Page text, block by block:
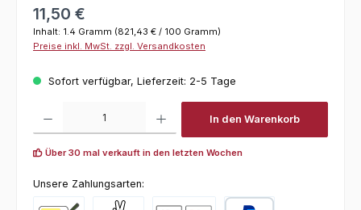
Regulärer Preis:
11,50 €
Inhalt: 1.4 Gramm (821,43 € / 100 Gramm)
Preise inkl. MwSt. zzgl. Versandkosten
Sofort verfügbar, Lieferzeit: 2-5 Tage
In den Warenkorb
Über 30 mal verkauft in den letzten Wochen
Unsere Zahlungsarten: